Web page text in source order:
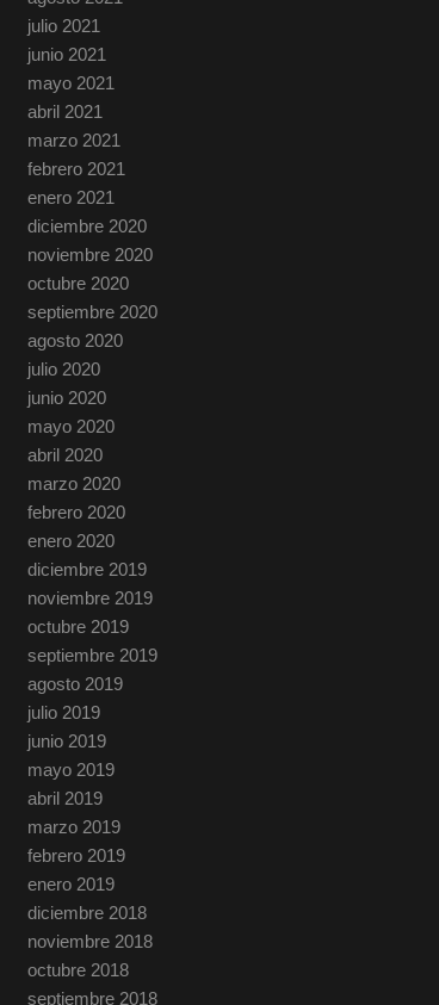
julio 2021
junio 2021
mayo 2021
abril 2021
marzo 2021
febrero 2021
enero 2021
diciembre 2020
noviembre 2020
octubre 2020
septiembre 2020
agosto 2020
julio 2020
junio 2020
mayo 2020
abril 2020
marzo 2020
febrero 2020
enero 2020
diciembre 2019
noviembre 2019
octubre 2019
septiembre 2019
agosto 2019
julio 2019
junio 2019
mayo 2019
abril 2019
marzo 2019
febrero 2019
enero 2019
diciembre 2018
noviembre 2018
octubre 2018
septiembre 2018